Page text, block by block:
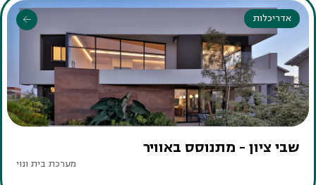
אדריכלות
שבי ציון - מתנוסס באוויר
מערכת בית ונוי